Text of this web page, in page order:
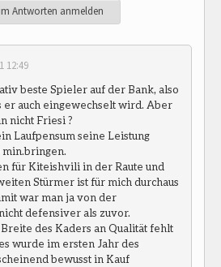
Antworten anmelden
12:49
beste Spieler auf der Bank, also
er auch eingewechselt wird. Aber
nicht Friesi ?
Laufpensum seine Leistung
für Kiteishvili in der Raute und
Stürmer ist für mich durchaus
war man ja von der
defensiver als zuvor.
des Kaders an Qualität fehlt
wurde im ersten Jahr des
bewusst in Kauf